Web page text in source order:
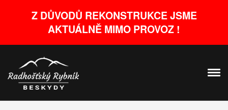
Z DŮVODŮ REKONSTRUKCE JSME
AKTUÁLNĚ MIMO PROVOZ !
HLAVNÍ STRANA